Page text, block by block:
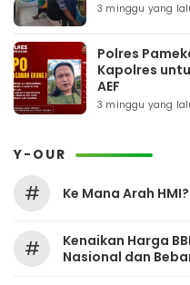
3 minggu yang
Polres
Kapolres
AEF
3 minggu yang
Y-OUR
# Ke Mana Arah HMI?
#
Kenaikan Harga
Nasional dan